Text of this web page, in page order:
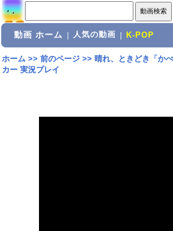
動画 ホーム 人気の動画 K-POP
ホーム>> 前のページ>> 晴れ、ときどき「か
カー 実況プレイ